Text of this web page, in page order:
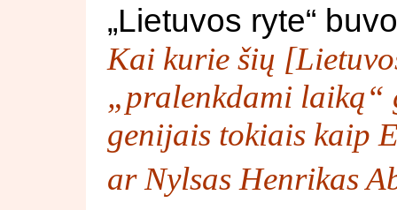
„Lietuvos ryte“
Kai kurie šių
„pralenkdami laiką“
genijais tokiais kaip
ar Nylsas Henrikas